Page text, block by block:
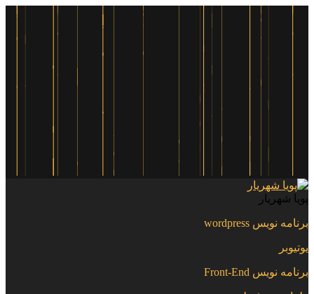
پویا شهریار
برنامه نویس wordpress
یوتیوبر
برنامه نویس Front-End